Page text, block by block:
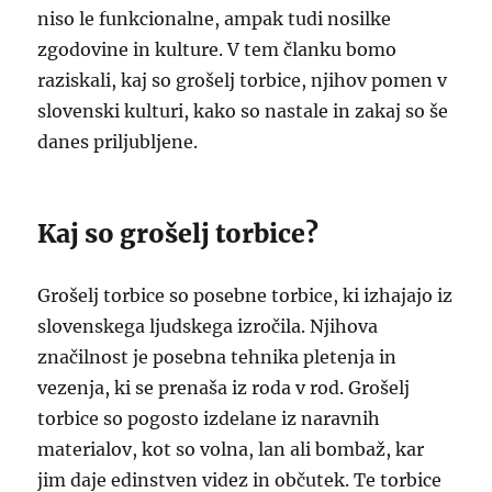
niso le funkcionalne, ampak tudi nosilke
zgodovine in kulture. V tem članku bomo
raziskali, kaj so grošelj torbice, njihov pomen v
slovenski kulturi, kako so nastale in zakaj so še
danes priljubljene.
Kaj so grošelj torbice?
Grošelj torbice so posebne torbice, ki izhajajo iz
slovenskega ljudskega izročila. Njihova
značilnost je posebna tehnika pletenja in
vezenja, ki se prenaša iz roda v rod. Grošelj
torbice so pogosto izdelane iz naravnih
materialov, kot so volna, lan ali bombaž, kar
jim daje edinstven videz in občutek. Te torbice